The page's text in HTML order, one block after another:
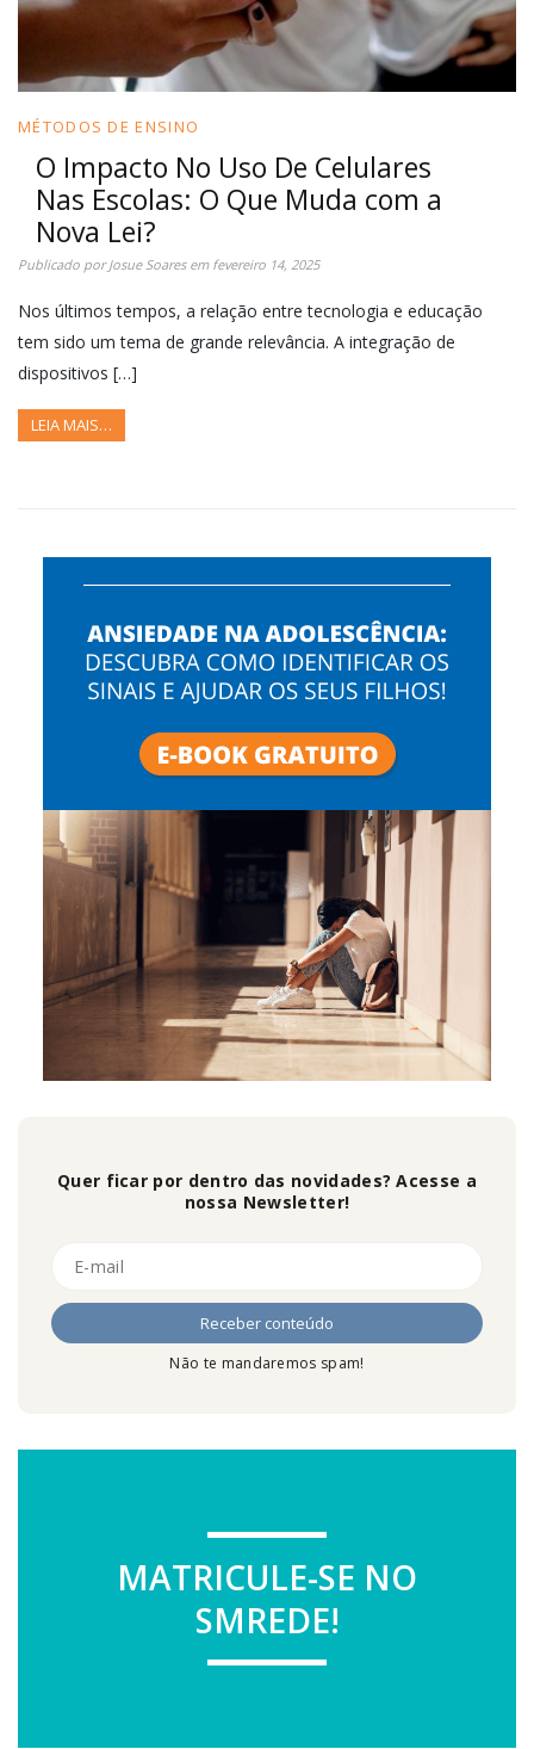
MÉTODOS DE ENSINO
O Impacto No Uso De Celulares
Nas Escolas: O Que Muda com a
Nova Lei?
Publicado porJosue Soaresem fevereiro 14, 2025
Nos últimos tempos, a relação entre tecnologia e educação
tem sido um tema de grande relevância. A integração de
dispositivos […]
LEIA MAIS…
Quer ficar por dentro das novidades? Acesse a
nossa Newsletter!
Não te mandaremos spam!
MATRICULE-SE NO
SMREDE!